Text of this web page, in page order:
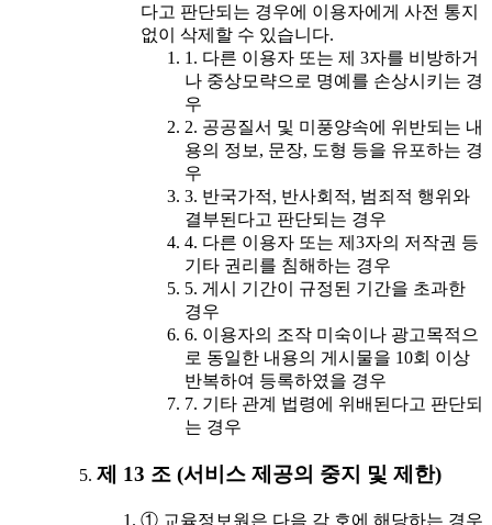
다고 판단되는 경우에 이용자에게 사전 통지
없이 삭제할 수 있습니다.
1. 다른 이용자 또는 제 3자를 비방하거
나 중상모략으로 명예를 손상시키는 경
우
2. 공공질서 및 미풍양속에 위반되는 내
용의 정보, 문장, 도형 등을 유포하는 경
우
3. 반국가적, 반사회적, 범죄적 행위와
결부된다고 판단되는 경우
4. 다른 이용자 또는 제3자의 저작권 등
기타 권리를 침해하는 경우
5. 게시 기간이 규정된 기간을 초과한
경우
6. 이용자의 조작 미숙이나 광고목적으
로 동일한 내용의 게시물을 10회 이상
반복하여 등록하였을 경우
7. 기타 관계 법령에 위배된다고 판단되
는 경우
제 13 조 (서비스 제공의 중지 및 제한)
① 교육정보원은 다음 각 호에 해당하는 경우